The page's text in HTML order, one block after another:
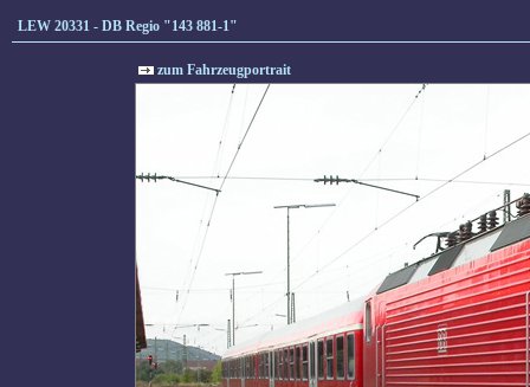
LEW 20331 - DB Regio "143 881-1"
zum Fahrzeugportrait